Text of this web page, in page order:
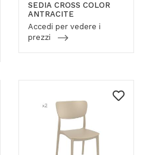
SEDIA CROSS COLOR
ANTRACITE
Accedi per vedere i
prezzi